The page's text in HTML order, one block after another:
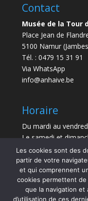
Contact
Musée de la Tour
Place Jean de
5100 Namur
Tél. : 0479 15 31 91
Via WhatsApp
info@anhaive.be
Horaire
Du mardi au
Le samedi et
Durée de la visite :
Le Musée sera
et le 15 août 2026.
Les cookies sont des
partir de votre
et qui comprennent
cookies permettent de
que la navigation et
d’utilisation de ces